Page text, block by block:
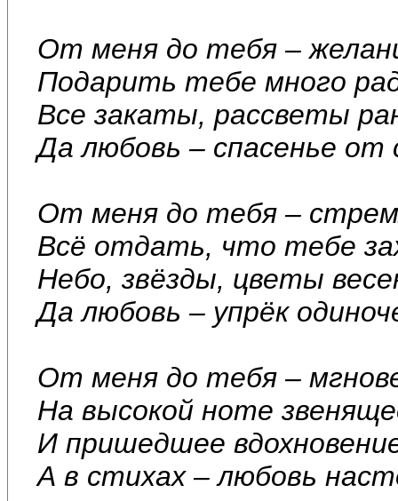
От меня до тебя –
Подарить тебе много
Все закаты, рассветы
Да любовь – спасенье
От меня до тебя –
Всё отдать, что тебе
Небо, звёзды, цветы
Да любовь – упрёк
От меня до тебя –
На высокой ноте
И пришедшее
А в стихах – любовь